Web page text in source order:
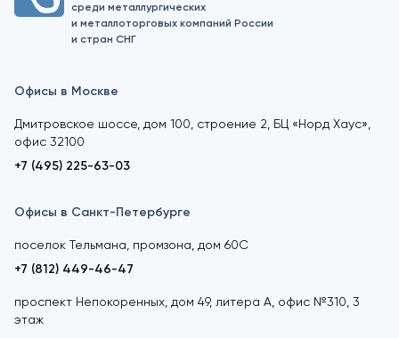
среди металлургических
и металлоторговых компаний России
и стран СНГ
Офисы в Москве
Дмитровское шоссе, дом 100, строение 2, БЦ «Норд Хаус»,
офис 32100
+7 (495) 225-63-03
Офисы в Санкт-Петербурге
поселок Тельмана, промзона, дом 60С
+7 (812) 449-46-47
проспект Непокоренных, дом 49, литера А, офис №310, 3
этаж